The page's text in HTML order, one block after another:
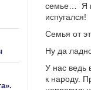
семье… Я
испугался!
Семья от
Ну да
У нас ведь
к народу.